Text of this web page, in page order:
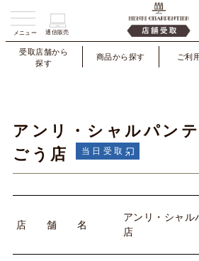
メニュー 通信販売
受取店舗から
探す
商品から探す ご利
アンリ・シャルパン
ごう店
当日受取
店 舗 名
アンリ・シャル
店